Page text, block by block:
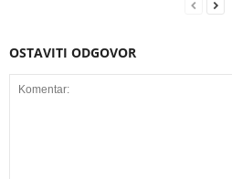
OSTAVITI ODGOVOR